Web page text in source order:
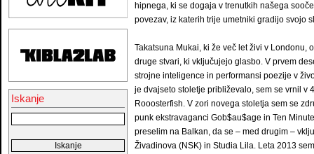
Iskanje
hipnega, ki se dogaja v trenutkih našega
povezav, iz katerih trije umetniki gradijo svojo
Takatsuna Mukai, ki že več let živi v Londonu,
druge stvari, ki vključujejo glasbo. V prvem
strojne inteligence in performansi poezije v
je dvajseto stoletje približevalo, sem se vrnil v
Rooosterfish. V zori novega stoletja sem se
punk ekstravaganci Gob$au$age in Ten
preselim na Balkan, da se – med drugim –
Živadinova (NSK) in Studia Lila. Leta 2013